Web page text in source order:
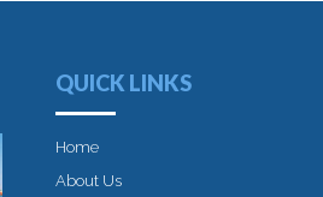
QUICK LINKS
Home
About Us